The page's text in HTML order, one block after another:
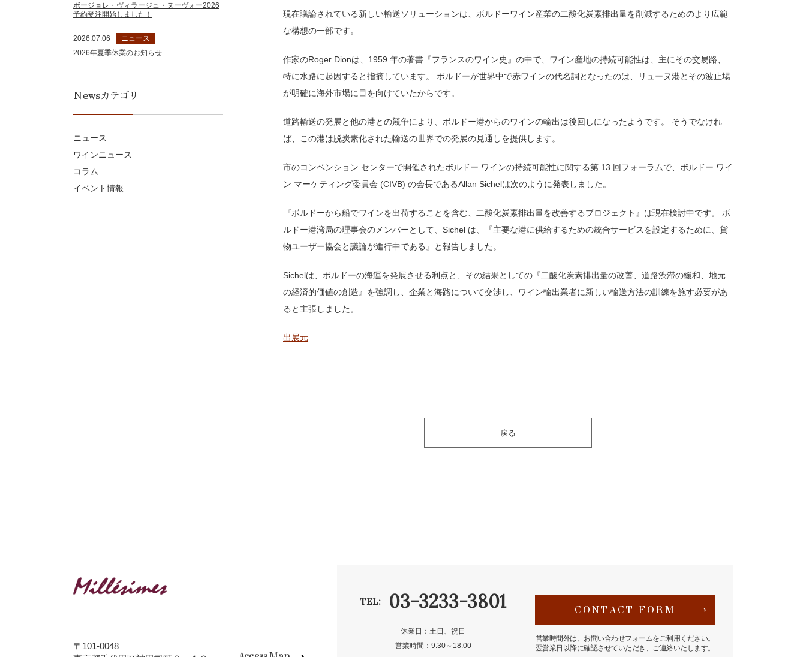
現在議論されている新しい輸送ソリューションは、ボルドーワイン産業の二酸化炭素排出量を削減するためのより広範
な構想の一部です。
作家のRoger Dionは、1959 年の著書『フランスのワイン史』の中で、ワイン産地の持続可能性は、主にその交易路、
特に水路に起因すると指摘しています。 ボルドーが世界中で赤ワインの代名詞となったのは、リューヌ港とその波止場
が明確に海外市場に目を向けていたからです。
道路輸送の発展と他の港との競争により、ボルドー港からのワインの輸出は後回しになったようです。 そうでなけれ
ば、この港は脱炭素化された輸送の世界での発展の見通しを提供します。
市のコンベンション センターで開催されたボルドー ワインの持続可能性に関する第 13 回フォーラムで、ボルドー ワイ
ン マーケティング委員会 (CIVB) の会長であるAllan Sichelは次のように発表しました。
『ボルドーから船でワインを出荷することを含む、二酸化炭素排出量を改善するプロジェクト』は現在検討中です。 ボ
ルドー港湾局の理事会のメンバーとして、Sichel は、『主要な港に供給するための統合サービスを設定するために、貨
物ユーザー協会と議論が進行中である』と報告しました。
Sichelは、ボルドーの海運を発展させる利点と、その結果としての『二酸化炭素排出量の改善、道路渋滞の緩和、地元
の経済的価値の創造』を強調し、企業と海路について交渉し、ワイン輸出業者に新しい輸送方法の訓練を施す必要があ
ると主張しました。
出展元
戻る
ボージョレ・ヴィラージュ・ヌーヴォー2026
予約受注開始しました！
2026.07.06
ニュース
2026年夏季休業のお知らせ
Newsカテゴリ
ニュース
ワインニュース
コラム
イベント情報
TEL: 03-3233-3801
休業日：土日、祝日
営業時間：9:30～18:00
CONTACT FORM
営業時間外は、お問い合わせフォームをご利用ください。
翌営業日以降に確認させていただき、ご連絡いたします。
〒101-0048